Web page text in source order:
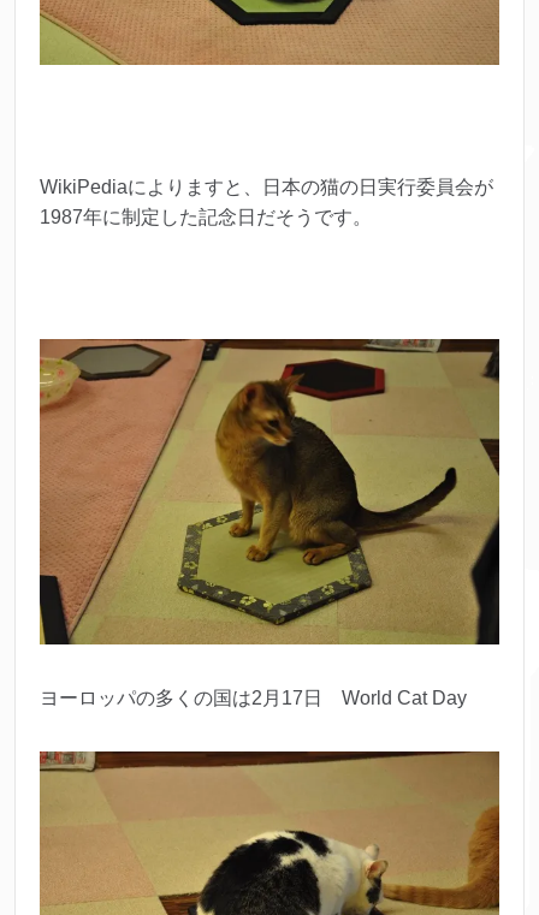
WikiPediaによりますと、日本の猫の日実行委員会が
1987年に制定した記念日だそうです。
ヨーロッパの多くの国は2月17日 World Cat Day